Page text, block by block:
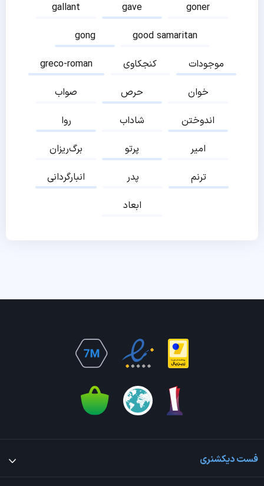
gallant
gave
goner
gong
good samaritan
greco-roman
کنجکاوی
موجودات
صواب
حرص
خوان
روا
شاداب
اندوختن
برگ‌ریزان
پرتو
امیر
انبارگردانی
پدر
ترنم
ابعاد
فست دیکشنری